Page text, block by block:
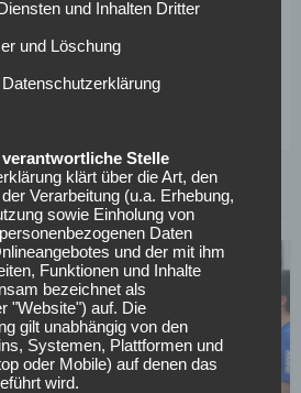
im Stadion auf: die
das Raunen nach starken
und Inhalten Dritter
und Löschung
Stelle
klärt über die Art, den
Verarbeitung (u.a. Erhebung,
sowie Einholung von
Daten
und der mit ihm
Funktionen und Inhalte
bezeichnet als
"Website") auf. Die
gilt unabhängig von den
Systemen, Plattformen und
oder Mobile) auf denen das
wird.